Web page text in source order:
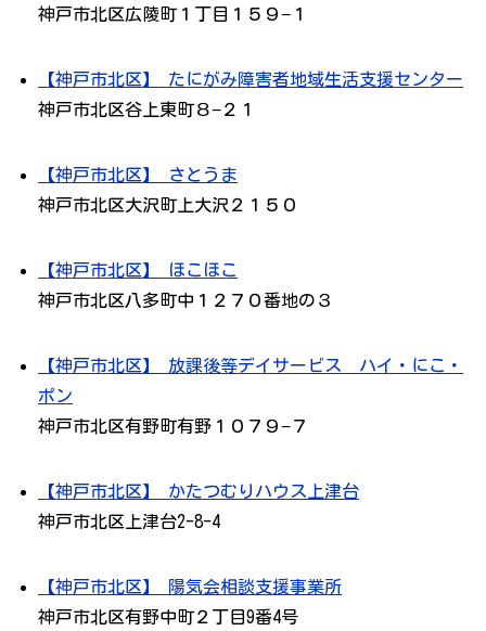
神戸市北区広陵町１丁目１５９−１
【神戸市北区】 たにがみ障害者地域生活支援センター
神戸市北区谷上東町８−２１
【神戸市北区】 さとうま
神戸市北区大沢町上大沢２１５０
【神戸市北区】 ほこほこ
神戸市北区八多町中１２７０番地の３
【神戸市北区】 放課後等デイサービス ハイ・にこ・
ポン
神戸市北区有野町有野１０７９−７
【神戸市北区】 かたつむりハウス上津台
神戸市北区上津台2-8-4
【神戸市北区】 陽気会相談支援事業所
神戸市北区有野中町２丁目9番4号